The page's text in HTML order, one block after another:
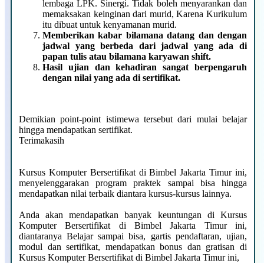
lembaga LPK. Sinergi. Tidak boleh menyarankan dan
memaksakan keinginan dari murid, Karena Kurikulum
itu dibuat untuk kenyamanan murid.
Memberikan kabar bilamana datang dan dengan
jadwal yang berbeda
dari jadwal yang ada di
papan tulis atau bilamana karyawan shift.
Hasil ujian dan kehadiran sangat berpengaruh
dengan nilai yang ada di sertifikat.
Demikian point-point istimewa tersebut dari mulai belajar
hingga mendapatkan sertifikat.
Terimakasih
Kursus Komputer Bersertifikat di Bimbel Jakarta Timur ini,
menyelenggarakan program praktek sampai bisa hingga
mendapatkan nilai terbaik diantara kursus-kursus lainnya.
Anda akan mendapatkan banyak keuntungan di Kursus
Komputer Bersertifikat di Bimbel Jakarta Timur ini,
diantaranya Belajar sampai bisa, gartis pendaftaran, ujian,
modul dan sertifikat, mendapatkan bonus dan gratisan di
Kursus Komputer Bersertifikat di Bimbel Jakarta Timur ini,